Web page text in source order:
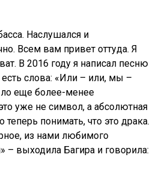
Наслушался и
Всем вам привет оттуда. Я
В 2016 году я написал песню
слова: «Или – или, мы –
еще более-менее
уже не символ, а абсолютная
понимать, что это драка.
из нами любимого
– выходила Багира и говорила: